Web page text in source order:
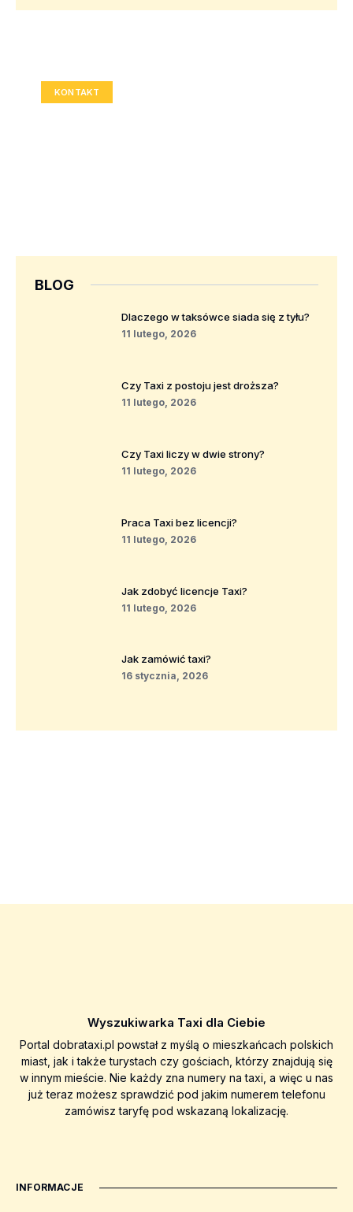
KONTAKT
BLOG
Dlaczego w taksówce siada się z tyłu?
11 lutego, 2026
Czy Taxi z postoju jest droższa?
11 lutego, 2026
Czy Taxi liczy w dwie strony?
11 lutego, 2026
Praca Taxi bez licencji?
11 lutego, 2026
Jak zdobyć licencje Taxi?
11 lutego, 2026
Jak zamówić taxi?
16 stycznia, 2026
Wyszukiwarka Taxi dla Ciebie
Portal dobrataxi.pl powstał z myślą o mieszkańcach polskich
miast, jak i także turystach czy gościach, którzy znajdują się
w innym mieście. Nie każdy zna numery na taxi, a więc u nas
już teraz możesz sprawdzić pod jakim numerem telefonu
zamówisz taryfę pod wskazaną lokalizację.
INFORMACJE